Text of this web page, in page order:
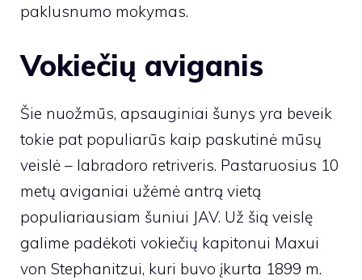
paklusnumo mokymas.
Vokiečių aviganis
Šie nuožmūs, apsauginiai šunys yra beveik
tokie pat populiarūs kaip paskutinė mūsų
veislė – labradoro retriveris. Pastaruosius 10
metų aviganiai užėmė antrą vietą
populiariausiam šuniui JAV. Už šią veislę
galime padėkoti vokiečių kapitonui Maxui
von Stephanitzui, kuri buvo įkurta 1899 m.